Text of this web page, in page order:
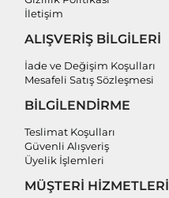
İletişim
ALIŞVERİŞ BİLGİLERİ
İade ve Değişim Koşulları
Mesafeli Satış Sözleşmesi
BİLGİLENDİRME
Teslimat Koşulları
Güvenli Alışveriş
Üyelik İşlemleri
MÜŞTERİ HİZMETLERİ